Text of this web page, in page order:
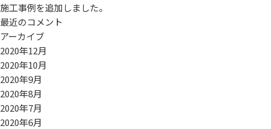
施工事例を追加しました。
最近のコメント
アーカイブ
2020年12月
2020年10月
2020年9月
2020年8月
2020年7月
2020年6月